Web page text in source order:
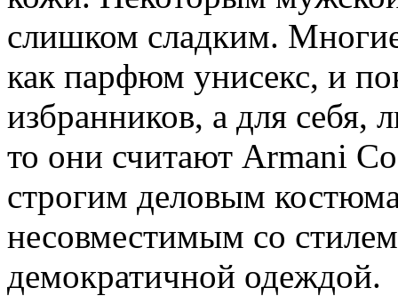
слишком сладким.
как парфюм унисекс, и
избранников, а для
то они считают Armani
строгим деловым
несовместимым со
демократичной одеждой.